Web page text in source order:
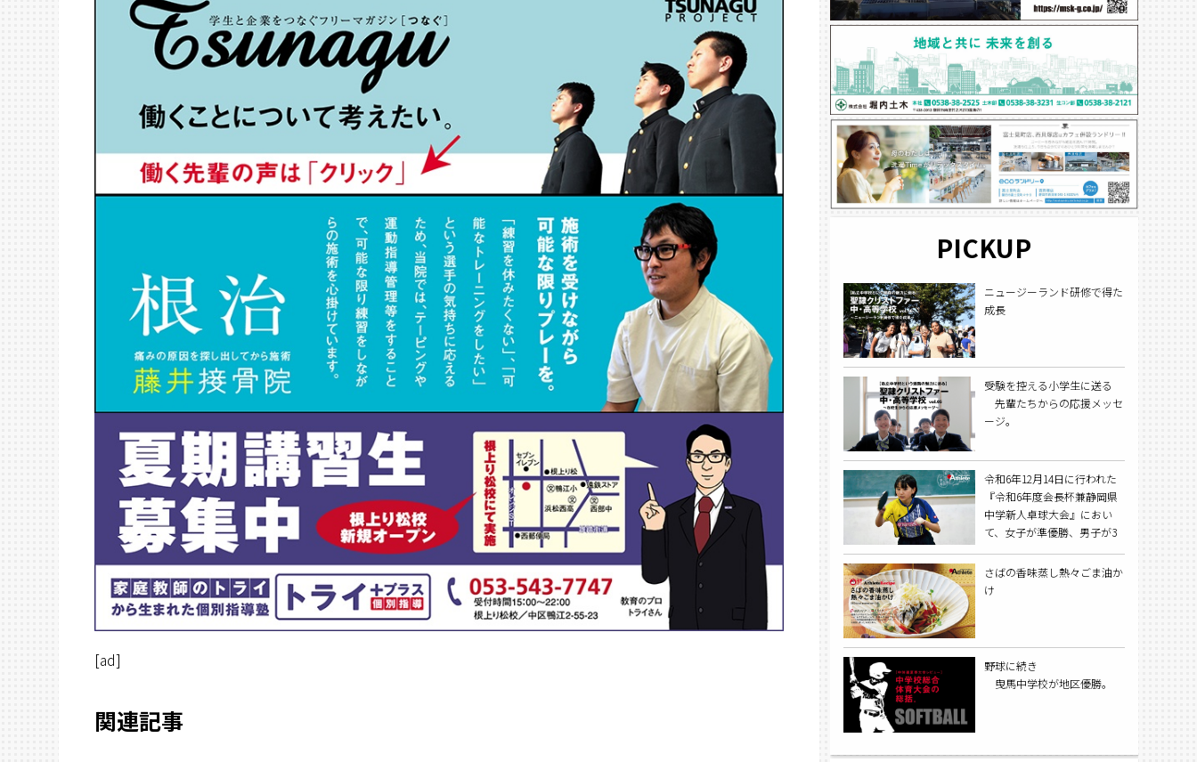
[ad]
関連記事
PICKUP
ニュージーランド研修で得た
成長
受験を控える小学生に送る
先輩たちからの応援メッセ
ージ。
令和6年12月14日に行われた
『令和6年度会長杯兼静岡県
中学新人卓球大会』におい
て、女子が準優勝、男子が3
校。夏季大会では男女揃って
の全国大会出場を目指す。
さばの香味蒸し熱々ごま油か
け
野球に続き
曳馬中学校が地区優勝。